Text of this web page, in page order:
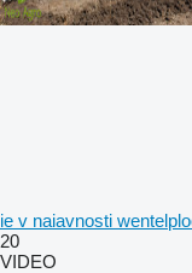
ie v naiavnosti
20
VIDEO